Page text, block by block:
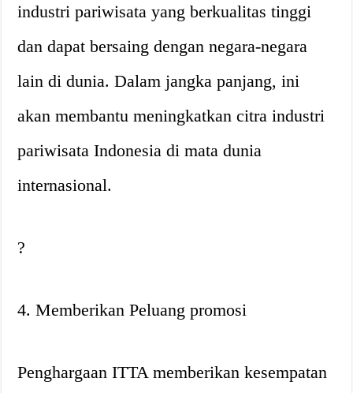
industri pariwisata yang berkualitas tinggi
dan dapat bersaing dengan negara-negara
lain di dunia. Dalam jangka panjang, ini
akan membantu meningkatkan citra industri
pariwisata Indonesia di mata dunia
internasional.
?
4. Memberikan Peluang promosi
Penghargaan ITTA memberikan kesempatan